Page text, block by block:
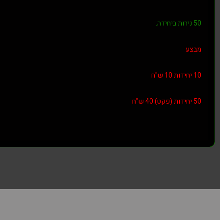
50 נירות ביחידה.
מבצע
10 יחידות 10 ש"ח
50 יחידות (פקט) 40 ש"ח